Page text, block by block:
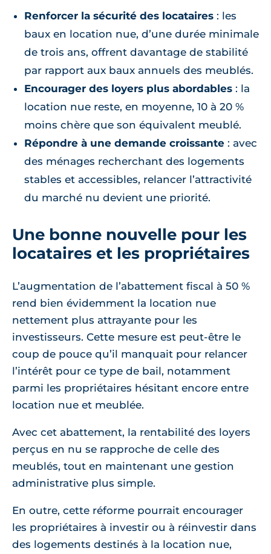
Renforcer la sécurité des locataires : les
baux en location nue, d’une durée minimale
de trois ans, offrent davantage de stabilité
par rapport aux baux annuels des meublés.
Encourager des loyers plus abordables : la
location nue reste, en moyenne, 10 à 20 %
moins chère que son équivalent meublé.
Répondre à une demande croissante : avec
des ménages recherchant des logements
stables et accessibles, relancer l’attractivité
du marché nu devient une priorité.
Une bonne nouvelle pour les
locataires et les propriétaires
L’augmentation de l’abattement fiscal à 50 %
rend bien évidemment la location nue
nettement plus attrayante pour les
investisseurs. Cette mesure est peut-être le
coup de pouce qu’il manquait pour relancer
l’intérêt pour ce type de bail, notamment
parmi les propriétaires hésitant encore entre
location nue et meublée.
Avec cet abattement, la rentabilité des loyers
perçus en nu se rapproche de celle des
meublés, tout en maintenant une gestion
administrative plus simple.
En outre, cette réforme pourrait encourager
les propriétaires à investir ou à réinvestir dans
des logements destinés à la location nue,